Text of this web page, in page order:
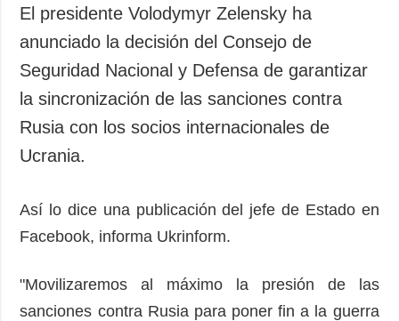
Sociedad y
Cultura
Deportes
Crimen
Desastres y
emergencias
protección de
Podcasts
Publicaciones
Fotos
Suscripción
El presidente Volodymyr Zelensky ha
anunciado la decisión del Consejo de
Seguridad Nacional y Defensa de garantizar
la sincronización de las sanciones contra
Rusia con los socios internacionales de
Ucrania.
Así lo dice una publicación del jefe de Estado en
Facebook, informa Ukrinform.
"Movilizaremos al máximo la presión de las
sanciones contra Rusia para poner fin a la guerra